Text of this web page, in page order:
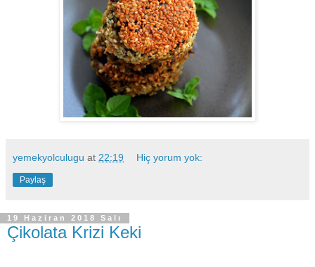
yemekyolculugu at 22:19 Hiç yorum yok:
Paylaş
19 Haziran 2018 Salı
Çikolata Krizi Keki